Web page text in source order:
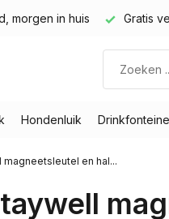
morgen in huis Gratis
Hondenluik
magneetsleutel en hal...